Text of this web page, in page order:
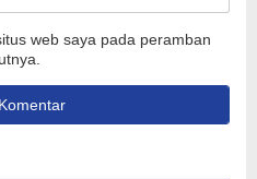
web saya pada peramban